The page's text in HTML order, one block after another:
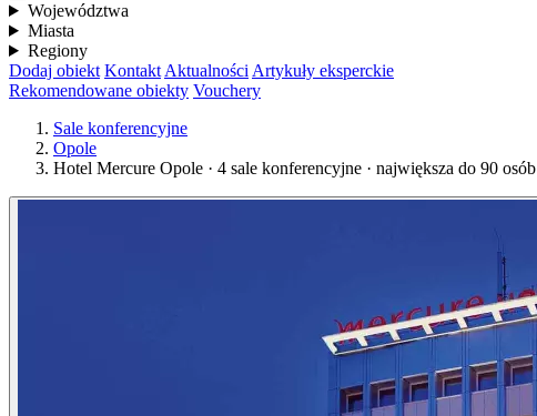
Województwa
Miasta
Regiony
Dodaj obiekt Kontakt Aktualności Artykuły eksperckie
Rekomendowane obiekty Vouchery
Sale konferencyjne
Opole
Hotel Mercure Opole · 4 sale konferencyjne · największa do 90 osób